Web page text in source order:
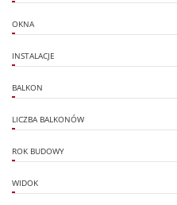
OKNA
INSTALACJE
BALKON
LICZBA BALKONÓW
ROK BUDOWY
WIDOK